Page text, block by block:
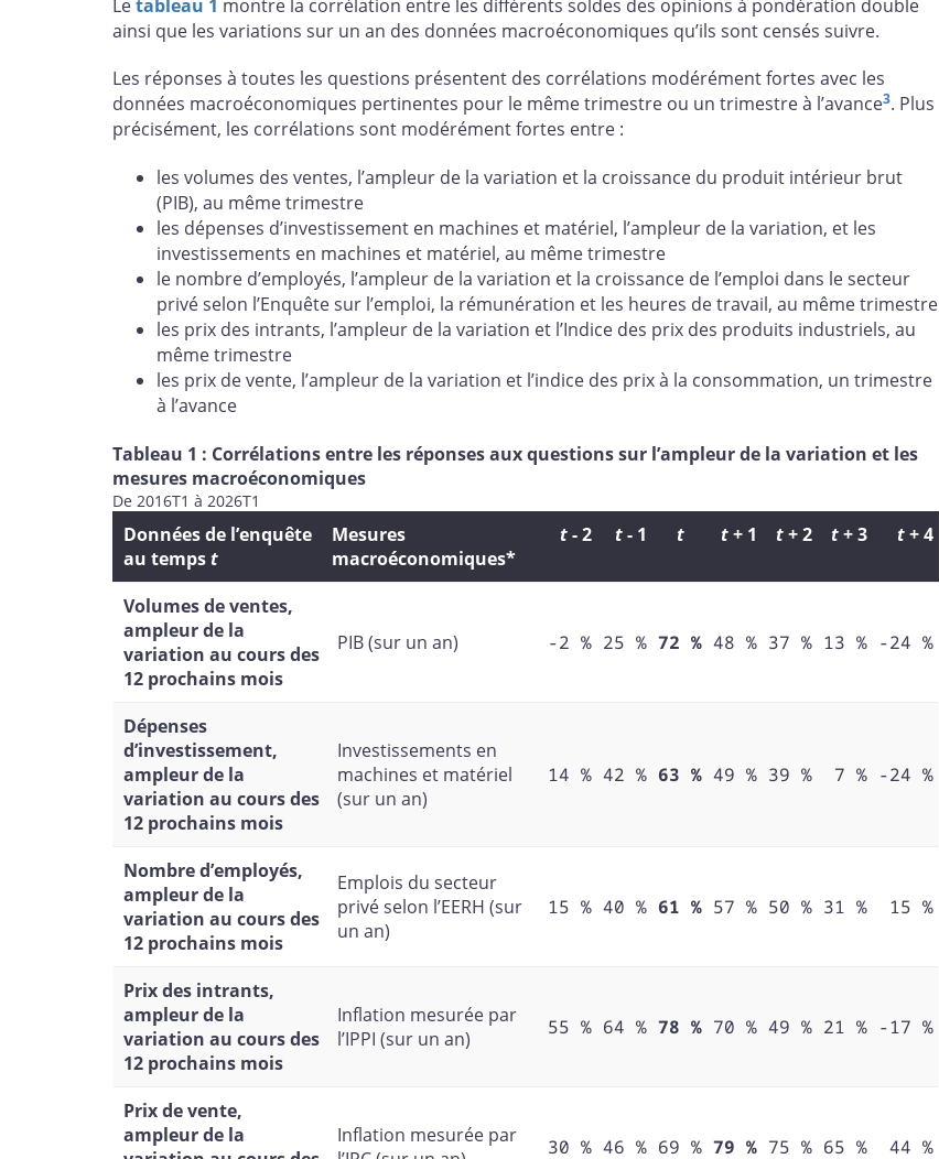
Letableau 1 montre la corrélation entre les différents soldes des opinions à pondération double
ainsi que les variations sur un an des données macroéconomiques qu’ils sont censés suivre.
Les réponses à toutes les questions présentent des corrélations modérément fortes avec les
données macroéconomiques pertinentes pour le même trimestre ou un trimestre à l’avance3. Plus
précisément, les corrélations sont modérément fortes entre :
les volumes des ventes, l’ampleur de la variation et la croissance du produit intérieur brut
(PIB), au même trimestre
les dépenses d’investissement en machines et matériel, l’ampleur de la variation, et les
investissements en machines et matériel, au même trimestre
le nombre d’employés, l’ampleur de la variation et la croissance de l’emploi dans le secteur
privé selon l’Enquête sur l’emploi, la rémunération et les heures de travail, au même trimestre
les prix des intrants, l’ampleur de la variation et l’Indice des prix des produits industriels, au
même trimestre
les prix de vente, l’ampleur de la variation et l’indice des prix à la consommation, un trimestre
à l’avance
Tableau 1 : Corrélations entre les réponses aux questions sur l’ampleur de la variation et les
mesures macroéconomiques
De 2016T1 à 2026T1
Données de l’enquête
au tempst
Mesures
macroéconomiques*
t- 2 t- 1 t t+ 1 t+ 2 t+ 3 t+ 4
Volumes de ventes,
ampleur de la
variation au cours des
12 prochains mois
PIB (sur un an) -2 % 25 % 72 % 48 % 37 % 13 % -24 %
Dépenses
d’investissement,
ampleur de la
variation au cours des
12 prochains mois
Investissements en
machines et matériel
(sur un an)
14 % 42 % 63 % 49 % 39 % 7 % -24 %
Nombre d’employés,
ampleur de la
variation au cours des
12 prochains mois
Emplois du secteur
privé selon l’EERH (sur
un an)
15 % 40 % 61 % 57 % 50 % 31 % 15 %
Prix des intrants,
ampleur de la
variation au cours des
12 prochains mois
Inflation mesurée par
l’IPPI (sur un an)
55 % 64 % 78 % 70 % 49 % 21 % -17 %
Prix de vente,
ampleur de la
Inflation mesurée par
30 % 46 % 69 % 79 % 75 % 65 % 44 %